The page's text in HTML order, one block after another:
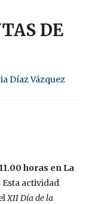
DE
Díaz Vázquez
horas en La
Esta actividad
XII Día de la